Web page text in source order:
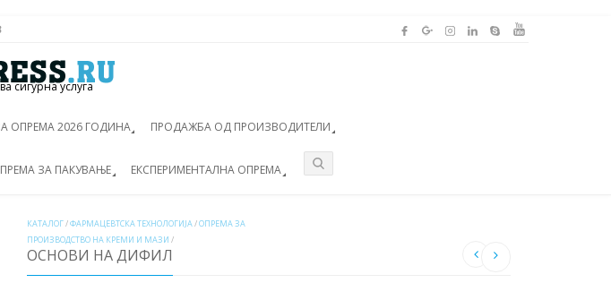
сигурна услуга
ОПРЕМА 2026 ГОДИНА ПРОДАЖБА ОД ПРОИЗВОДИТЕЛИ
ЗА ПАКУВАЊЕ ЕКСПЕРИМЕНТАЛНА ОПРЕМА
КАТАЛОГ/ФАРМАЦЕВТСКА ТЕХНОЛОГИЈА/ОПРЕМА ЗА
ПРОИЗВОДСТВО НА КРЕМИ И МАЗИ /
ОСНОВИ НА ДИФИЛ